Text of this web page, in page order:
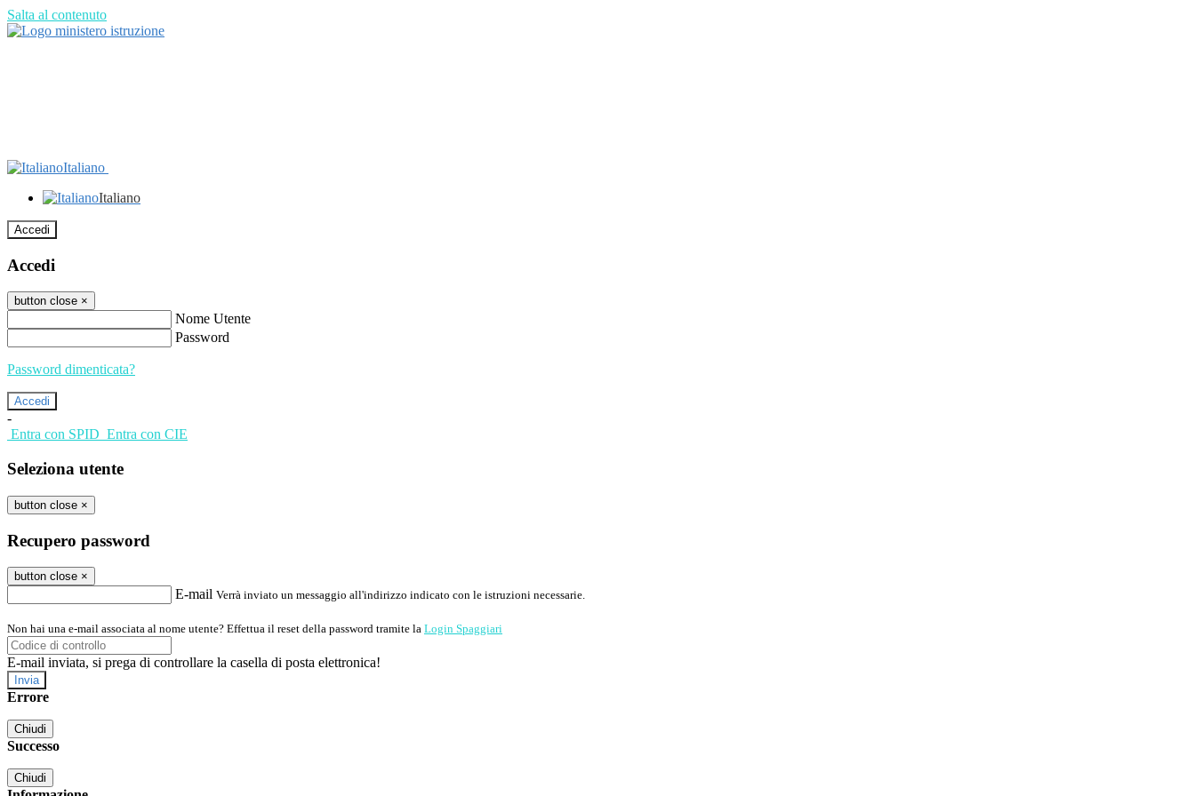
Salta al contenuto
Italiano
Italiano
Accedi
Accedi
button close ×
Nome Utente
Password
Password dimenticata?
-
Entra con SPID Entra con CIE
Seleziona utente
button close ×
Recupero password
button close ×
E-mail Verrà inviato un messaggio all'indirizzo indicato con le istruzioni necessarie.
Non hai una e-mail associata al nome utente? Effettua il reset della password tramite la Login Spaggiari
E-mail inviata, si prega di controllare la casella di posta elettronica!
Errore
Chiudi
Successo
Chiudi